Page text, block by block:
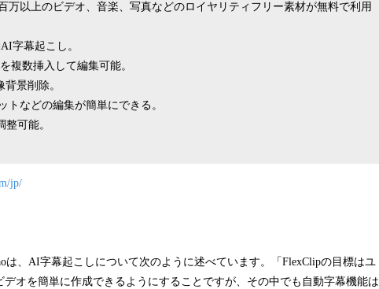
万以上のビデオ、音楽、写真などのロイヤリティフリー素材が無料で利用
字幕起こし。
複数挿入して編集可能。
景削除。
トなどの編集が簡単にできる。
可能。
jp/
は、AI字幕起こしについて次のように述べています。「FlexClipの目標はユ
オを簡単に作成できるようにすることですが、その中でも自動字幕機能は